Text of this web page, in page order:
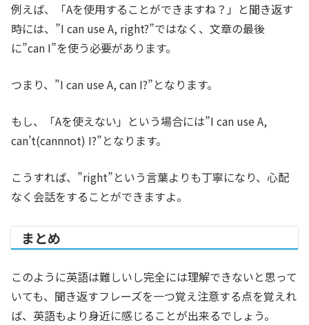
例えば、「Aを使用することができますね？」と聞き返す
時には、”I can use A, right?”ではなく、文章の最後
に”can I”を使う必要があります。
つまり、”I can use A, can I?”となります。
もし、「Aを使えない」という場合には”I can use A,
can’t(cannnot) I?”となります。
こうすれば、”right”という言葉よりも丁寧になり、心配
なく会話をすることができますよ。
まとめ
このように英語は難しいし完全には理解できないと思って
いても、聞き返すフレーズを一つ覚え注意する点を覚えれ
ば、英語もより身近に感じることが出来るでしょう。